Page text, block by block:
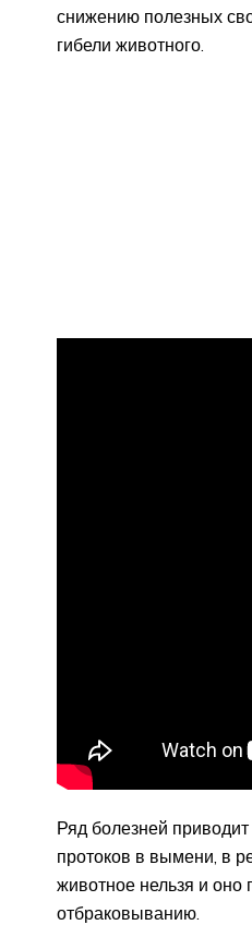
снижению полезных
гибели животного.
Ряд болезней
протоков в вымени, в
животное нельзя и оно
отбраковыванию.